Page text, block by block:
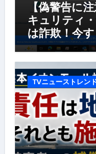
【偽警告に
キュリティ
は詐欺！今
TVニューストレン